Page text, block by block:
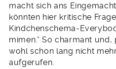
macht sich ans
könnten hier kritische
Kindchenschema-
mimen.“ So charmant
wohl schon lang nicht
aufgerufen.